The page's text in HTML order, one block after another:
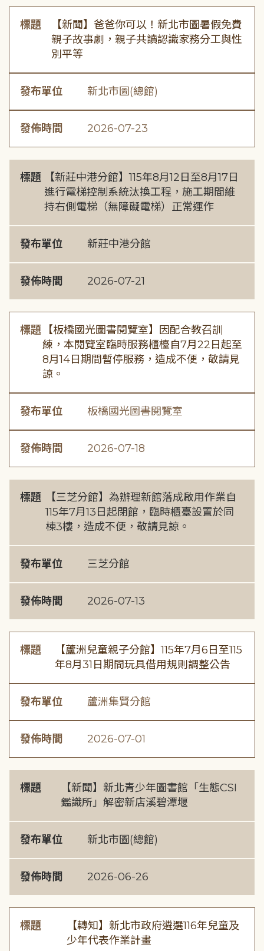
標題
【新聞】爸爸你可以！新北市圖暑假免費
親子故事劇，親子共讀認識家務分工與性
別平等
發布單位 新北市圖(總館)
發佈時間 2026-07-23
標題
【新莊中港分館】115年8月12日至8月17日
進行電梯控制系統汰換工程，施工期間維
持右側電梯（無障礙電梯）正常運作
發布單位 新莊中港分館
發佈時間 2026-07-21
標題
【板橋國光圖書閱覽室】因配合教召訓
練，本閱覽室臨時服務櫃檯自7月22日起至
8月14日期間暫停服務，造成不便，敬請見
諒。
發布單位 板橋國光圖書閱覽室
發佈時間 2026-07-18
標題
【三芝分館】為辦理新館落成啟用作業自
115年7月13日起閉館，臨時櫃臺設置於同
棟3樓，造成不便，敬請見諒。
發布單位 三芝分館
發佈時間 2026-07-13
標題
【蘆洲兒童親子分館】115年7月6日至115
年8月31日期間玩具借用規則調整公告
發布單位 蘆洲集賢分館
發佈時間 2026-07-01
標題
【新聞】新北青少年圖書館「生態CSI
鑑識所」解密新店溪碧潭堰
發布單位 新北市圖(總館)
發佈時間 2026-06-26
標題
【轉知】新北市政府遴選116年兒童及
少年代表作業計畫